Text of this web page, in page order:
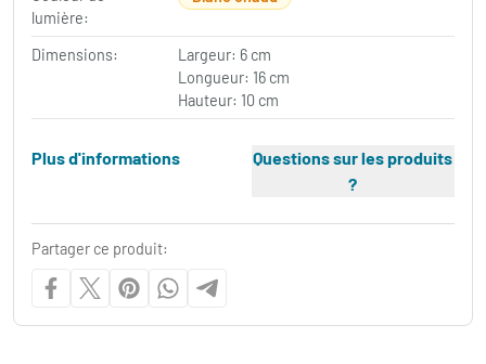
lumière:
Dimensions:
Largeur: 6 cm
Longueur: 16 cm
Hauteur: 10 cm
Plus d'informations
Questions sur les produits
?
Partager ce produit: